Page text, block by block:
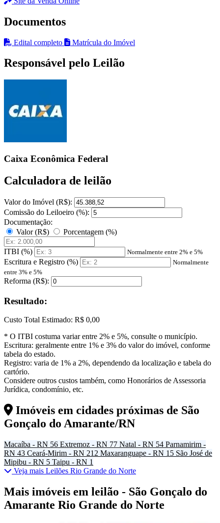
Documentos
Edital completo Matrícula do Imóvel
Responsável pelo Leilão
Caixa Econômica Federal
Calculadora de leilão
Valor do Imóvel (R$):
Comissão do Leiloeiro (%):
Documentação:
Valor (R$)
Porcentagem (%)
ITBI (%) Normalmente entre 2% e 5%
Escritura e Registro (%)
Normalmente
entre 3% e 5%
Reforma (R$):
Resultado:
Custo Total Estimado: R$ 0,00
* O ITBI costuma variar entre 2% e 5%, consulte o município.
Escritura: geralmente entre 1% e 3% do valor do imóvel, conforme
tabela do estado.
Registro: varia de 1% a 2%, dependendo da localização e tabela do
cartório.
Considere outros custos também, como Honorários de Assessoria
Jurídica, condomínio, etc.
Imóveis em cidades próximas de São
Gonçalo do Amarante/RN
Macaíba - RN 56 Extremoz - RN 77 Natal - RN 54 Parnamirim -
RN 43 Ceará-Mirim - RN 212 Maxaranguape - RN 15 São José de
Mipibu - RN 5 Taipu - RN 1
Veja mais Leilões Rio Grande do Norte
Mais imóveis em leilão - São Gonçalo do
Amarante Rio Grande do Norte